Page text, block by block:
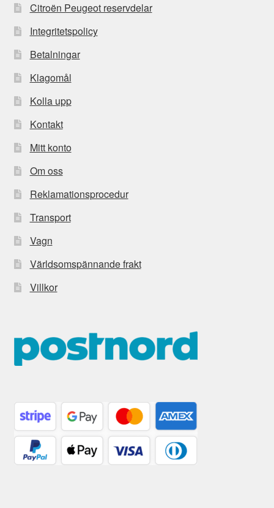
Citroën Peugeot reservdelar
Integritetspolicy
Betalningar
Klagomål
Kolla upp
Kontakt
Mitt konto
Om oss
Reklamationsprocedur
Transport
Vagn
Världsomspännande frakt
Villkor